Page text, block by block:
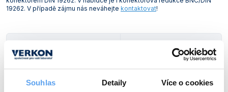
Souhlas Detaily Více o cookies
19262. V případě zájmu nás neváhejte kontaktovat!
AgC 103, kombinovaná stříbrná Pro argentometrické titrace
Obj. číslo:
470 660 061 136
Vlastnosti skla a porcelánu
Zátky a uzávěry
Vlastnosti plastů
Teploměry, vlhkoměry a další přístroje pro
Titrátory
Turbidimetry (měření zákalu)
Váhy